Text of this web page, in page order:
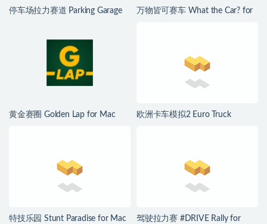
停车场拉力赛道 Parking Garage
万物皆可赛车 What the Car? for
黄金赛圈 Golden Lap for Mac
欧洲卡车模拟2 Euro Truck
特技乐园 Stunt Paradise for Mac
驾驶拉力赛 #DRIVE Rally for